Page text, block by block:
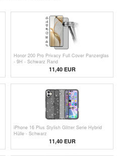
Honor 200 Pro Privacy Full Cover Panzerglas
- 9H - Schwarz Rand
11,40 EUR
iPhone 16 Plus Stylish Glitter Serie Hybrid
Hülle - Schwarz
11,40 EUR